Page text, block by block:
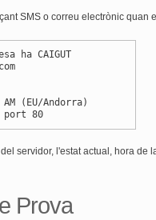
SMS o correu electrònic
ha CAIGUT
(EU/Andorra)
port 80
servidor, l'estat actual, hora
Prova